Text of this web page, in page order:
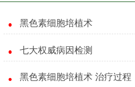
黑色素细胞培植术
七大权威病因检测
黑色素细胞培植术 治疗过程